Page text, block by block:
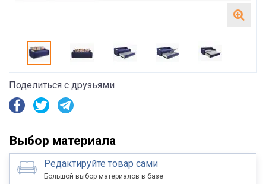
Поделиться с друзьями
Выбор материала
Редактируйте товар сами
Большой выбор материалов в базе